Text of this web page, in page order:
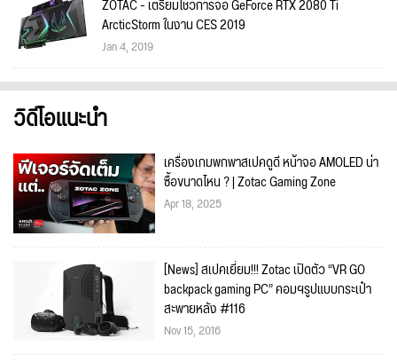
ZOTAC - เตรียมโชว์การ์จอ GeForce RTX 2080 Ti
ArcticStorm ในงาน CES 2019
Jan 4, 2019
วิดีโอแนะนำ
เครื่องเกมพกพาสเปคดูดี หน้าจอ AMOLED น่า
ซื้อขนาดไหน ? | Zotac Gaming Zone
Apr 18, 2025
[News] สเปคเยี่ยม!!! Zotac เปิดตัว “VR GO
backpack gaming PC” คอมฯรูปแบบกระเป๋า
สะพายหลัง #116
Nov 15, 2016